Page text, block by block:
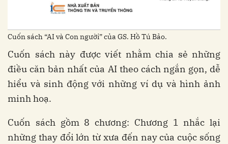
Cuốn sách “AI và Con người” của GS. Hồ Tú Bảo.
Cuốn sách này được viết nhằm chia sẻ những
điều căn bản nhất của AI theo cách ngắn gọn, dễ
hiểu và sinh động với những ví dụ và hình ảnh
minh hoạ.
Cuốn sách gồm 8 chương: Chương 1 nhắc lại
những thay đổi lớn từ xưa đến nay của cuộc sống